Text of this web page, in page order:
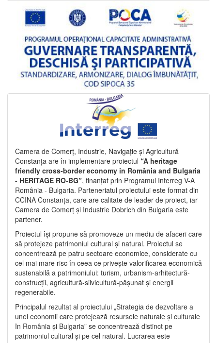
Camera de Comerț, Industrie, Navigație și Agricultură
Constanța are în implementare proiectul “A heritage
friendly cross-border economy in România and Bulgaria
- HERITAGE RO-BG”, finanțat prin Programul Interreg V-A
România - Bulgaria. Parteneriatul proiectului este format din
CCINA Constanța, care are calitate de leader de proiect, iar
Camera de Comerț și Industrie Dobrich din Bulgaria este
partener.
Proiectul își propune să promoveze un mediu de afaceri care
să protejeze patrimoniul cultural și natural. Proiectul se
concentrează pe patru sectoare economice, considerate cu
cel mai mare risc în ceea ce privește valorificarea economică
sustenabilă a patrimoniului: turism, urbanism-arhitectură-
construcții, agricultură-silvicultură-pășunat și energii
regenerabile.
Principalul rezultat al proiectului „Strategia de dezvoltare a
unei economii care protejează resursele naturale și culturale
în România și Bulgaria” se concentrează distinct pe
patrimoniul cultural și pe cel natural. Lucrarea este